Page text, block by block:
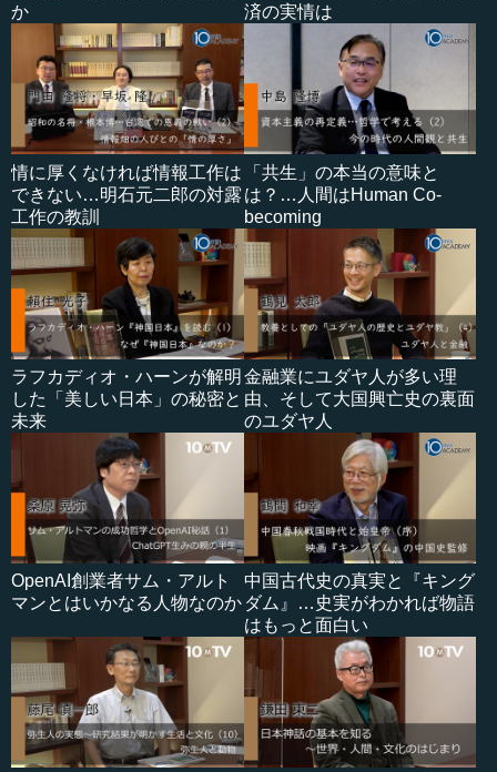
か
済の実情は
情に厚くなければ情報工作は
できない…明石元二郎の対露
工作の教訓
「共生」の本当の意味と
は？…人間はHuman Co-
becoming
ラフカディオ・ハーンが解明
した「美しい日本」の秘密と
未来
金融業にユダヤ人が多い理
由、そして大国興亡史の裏面
のユダヤ人
OpenAI創業者サム・アルト
マンとはいかなる人物なのか
中国古代史の真実と『キング
ダム』…史実がわかれば物語
はもっと面白い